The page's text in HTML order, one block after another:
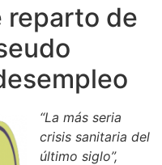
reparto de
“La más seria
crisis sanitaria del
último siglo”,